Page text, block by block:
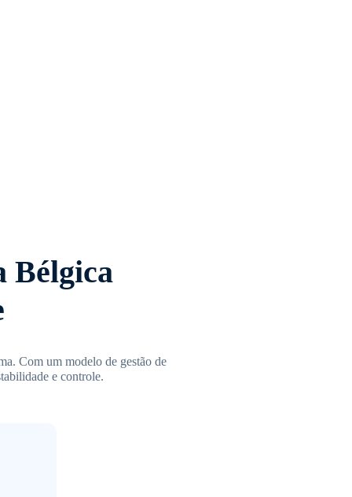
Bélgica
Com um modelo de gestão de
e controle.